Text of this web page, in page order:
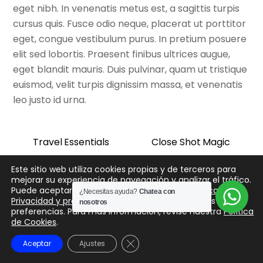
eget nibh. In venenatis metus est, a sagittis turpis
cursus quis. Fusce odio neque, placerat ut porttitor
eget, congue vestibulum purus. In pretium posuere
elit sed lobortis. Praesent finibus ultrices augue,
eget blandit mauris. Duis pulvinar, quam ut tristique
euismod, velit turpis dignissim massa, et venenatis
leo justo id urna.
Travel Essentials Close Shot Magic
Este sitio web utiliza cookies propias y de terceros para
mejorar su experiencia de navegación y analizar el tráfico.
Puede aceptar todas las cookies y nuestra
Política de
Privacidad y protección de datos
o configurar sus
preferencias. Para más información, revise nuestraPolítica
de Cookies.
Aceptar Ajustes Cerrar el banner de cookies
¿Necesitas ayuda? Chatea con
nosotros